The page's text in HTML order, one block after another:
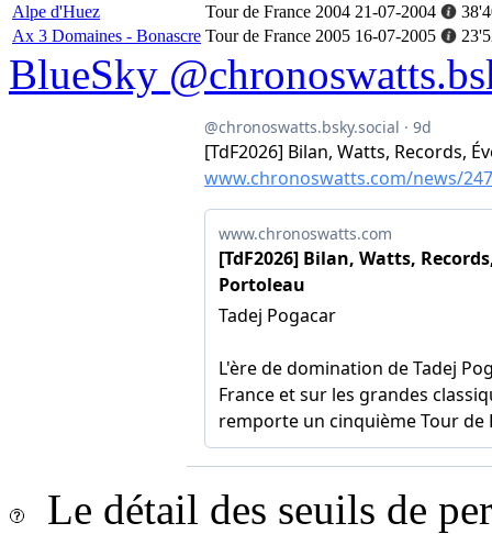
Alpe d'Huez
Tour de France 2004 21-07-2004
Ax 3 Domaines - Bonascre Tour de France 2005 16-07-2005
BlueSky
Le détail des seuils de